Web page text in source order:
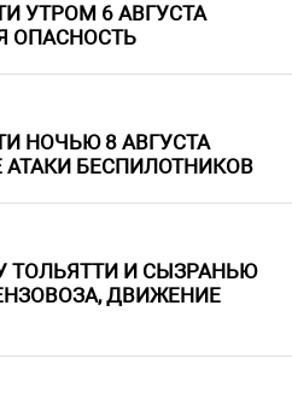
УТРОМ 6 АВГУСТА
ОПАСНОСТЬ
НОЧЬЮ 8 АВГУСТА
БЕСПИЛОТНИКОВ
ТОЛЬЯТТИ И СЫЗРАНЬЮ
ДВИЖЕНИЕ